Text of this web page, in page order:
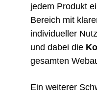
jedem Produkt
Bereich mit
individueller
und dabei die
gesamten
Ein weiterer